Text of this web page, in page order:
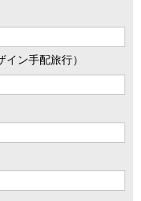
ン手配旅行）